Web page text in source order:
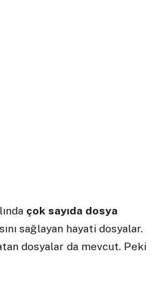
çok sayıda dosya
sağlayan hayati dosyalar.
dosyalar da mevcut. Peki